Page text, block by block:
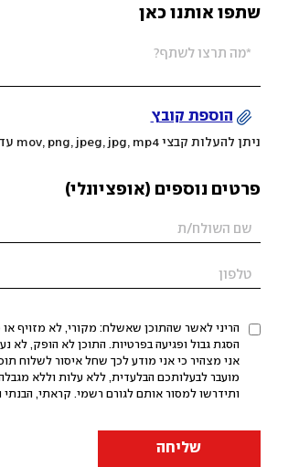
שתפו אותנו כאן
הוספת קובץ
ניתן להעלות קבצי mov, png, jpeg, jpg, mp4 עד 200MB
פרטים נוספים (אופציונלי)
הריני לאשר שהתוכן שאשלח: מקורי, לא מזויף או
אני מצהיר כי אני מודע לכך שחל איסור לשלוח
מועבר לבעלותכם הבלעדית, ללא עלות וללא
ותידרשו למסור אותם לגורם רשמי. קראתי, הבנתי
שליחה